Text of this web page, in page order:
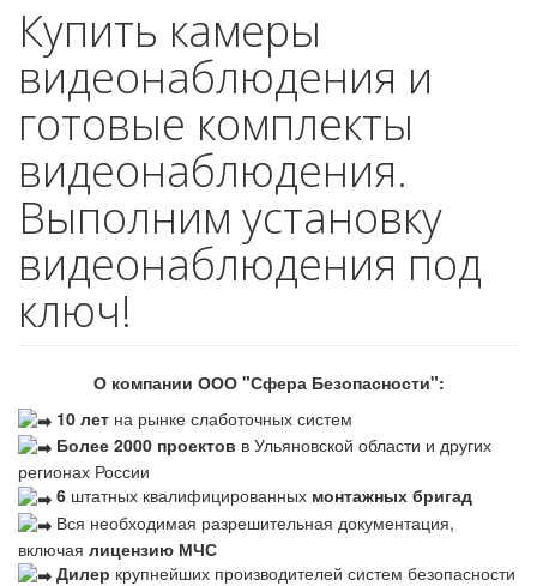
Купить камеры
видеонаблюдения и
готовые комплекты
видеонаблюдения.
Выполним установку
видеонаблюдения под
ключ!
О компании ООО "Сфера Безопасности":
10 лет на рынке слаботочных систем
Более 2000 проектов в Ульяновской области и других
регионах России
6 штатных квалифицированных монтажных бригад
Вся необходимая разрешительная документация,
включая лицензию МЧС
Дилер крупнейших производителей систем безопасности